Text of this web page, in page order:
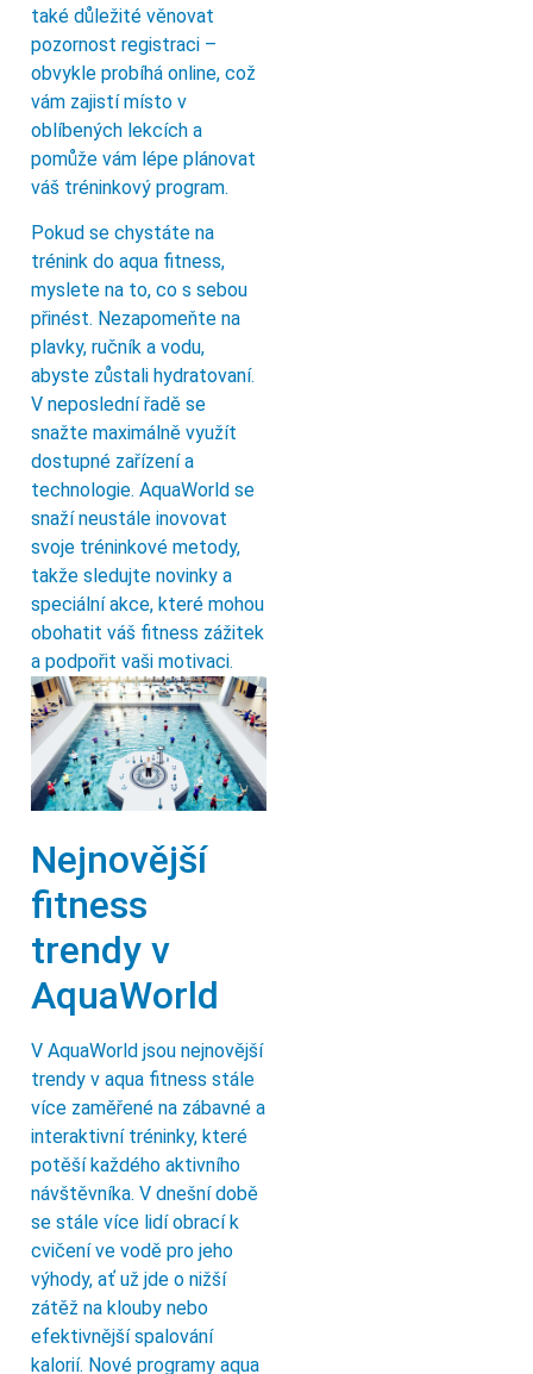
také důležité věnovat
pozornost registraci –
obvykle probíhá online, což
vám zajistí místo v
oblíbených lekcích a
pomůže vám lépe plánovat
váš tréninkový program.
Pokud se chystáte na
trénink do aqua fitness,
myslete na to, co s sebou
přinést. Nezapomeňte na
plavky, ručník a vodu,
abyste zůstali hydratovaní.
V neposlední řadě se
snažte maximálně využít
dostupné zařízení a
technologie. AquaWorld se
snaží neustále inovovat
svoje tréninkové metody,
takže sledujte novinky a
speciální akce, které mohou
obohatit váš fitness zážitek
a podpořit vaši motivaci.
Nejnovější
fitness
trendy v
AquaWorld
V AquaWorld jsou nejnovější
trendy v aqua fitness stále
více zaměřené na zábavné a
interaktivní tréninky, které
potěší každého aktivního
návštěvníka. V dnešní době
se stále více lidí obrací k
cvičení ve vodě pro jeho
výhody, ať už jde o nižší
zátěž na klouby nebo
efektivnější spalování
kalorií. Nové programy aqua